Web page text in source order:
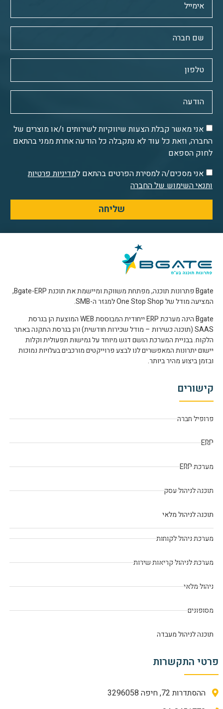
אני מאשר קבלת הצעות שיווקיות לשירותים ו/או מוצרים של
החברה, וזאת כל עוד לא נתקבלה כל הודעה אחרת ממני בהתאם
לחוק הספאם
אני מסכים/ה למסירת הפרטים בהתאם למדיניות פרטיות
ותנאי השימוש של החברה
שליחה
Bgate פתרונות תוכנה, מפתחת משווקת ומיישמת את תוכנת Bgate-ERP,
המציעה מודל של One Stop Shop למגזר ה-SMB.
Bgate הינה מערכת ERP ייחודית המבוססת WEB המוצעת הן בגרסת
SAAS (תוכנה כשירות – מודל שכירות חודשית) והן בגרסת התקנה באתר
הלקוח. בבניית המערכת הושם דגש מיוחד על גמישות תפעולית וקלות
יישום יתרונות המאפשרים לנו לבצע פרוייקטים מורכבים בעלויות נמוכות
ובזמן ביצוע מהיר ביותר.
קישורים
פרופיל חברה
ERP
מערכת ERP
תוכנה לניהול עסק
תוכנה לניהול מלאי
מערכת ניהול לקוחות
מערכת לניהול קריאות שירות
ניהול מלאי
מסופונים
תוכנה לניהול מעבדה
פרטי התקשרות
ההסתדרות 72, חיפה 3296058